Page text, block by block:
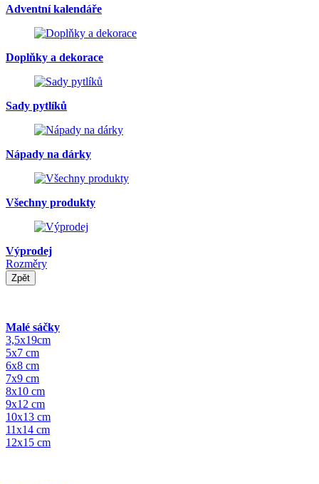
Adventní kalendáře
Doplňky a dekorace
Sady pytlíků
Nápady na dárky
Všechny produkty
Výprodej
Rozměry
Zpět
Malé sáčky
3,5x19cm
5x7 cm
6x8 cm
7x9 cm
8x10 cm
9x12 cm
10x13 cm
11x14 cm
12x15 cm